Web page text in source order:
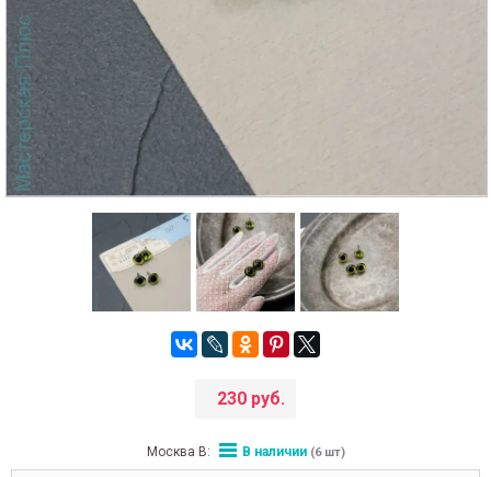
230 руб.
Москва В: В наличии (6 шт)